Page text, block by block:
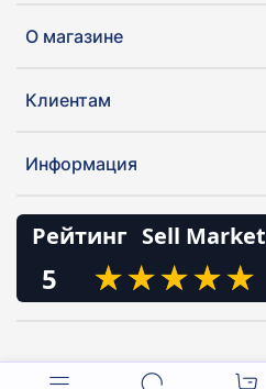
О магазине
Клиентам
Информация
Рейтинг Sell Market
5 ★
★★
★★
★★
★★
★